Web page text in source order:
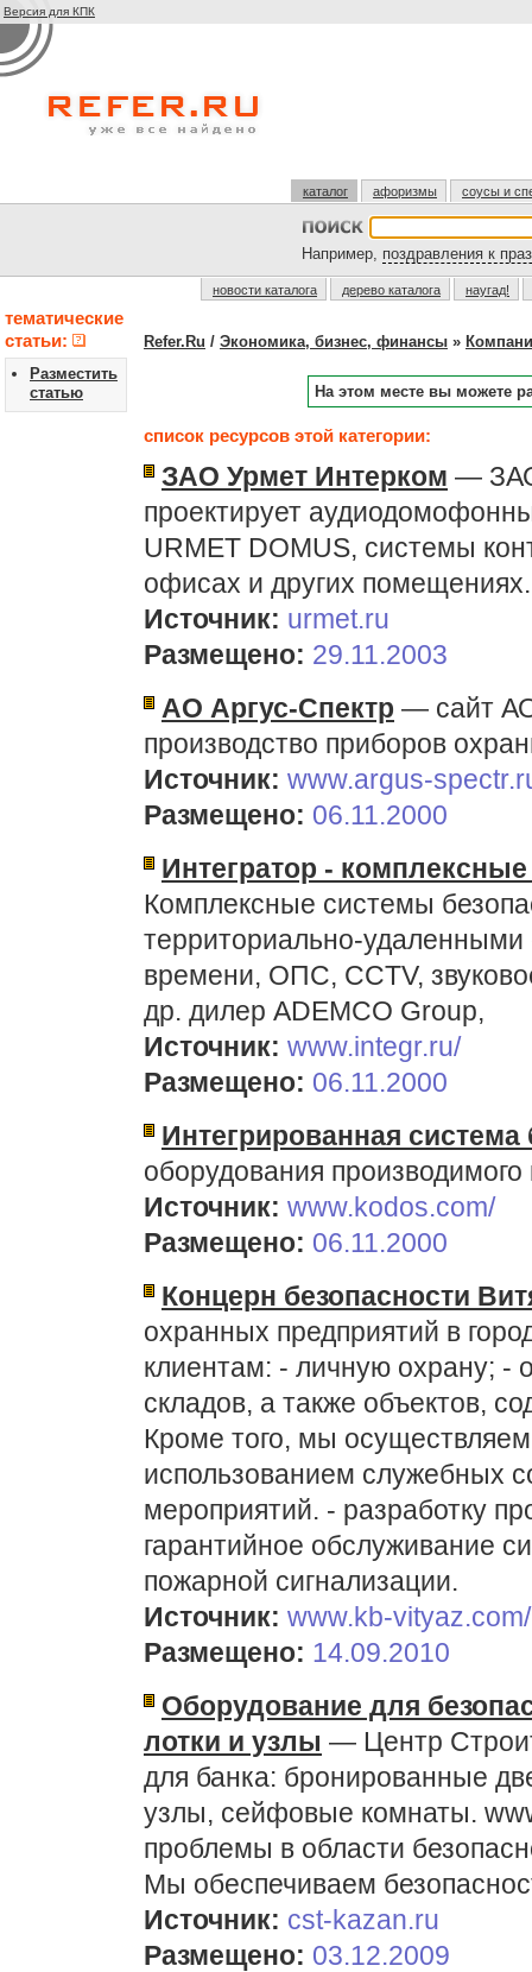
Версия для КПК
каталог афоризмы соусы и
Например, поздравления к
новости каталога дерево каталога наугад!
тематические
статьи:
Разместить
статью
Refer.Ru / Экономика, бизнес, финансы »
На этом месте вы можете
список ресурсов этой категории:
ЗАО Урмет Интерком —
проектирует
URMET DOMUS, системы
офисах и других
Источник: urmet.ru
Размещено: 29.11.2003
АО Аргус-Спектр — сайт АО
производство приборов
Источник: www.argus-
Размещено: 06.11.2000
Интегратор -
Комплексные системы
территориально-
времени, ОПС, CCTV,
др. дилер ADEMCO Group,
Источник: www.integr.ru/
Размещено: 06.11.2000
Интегрированная система
оборудования
Источник: www.kodos.com/
Размещено: 06.11.2000
Концерн безопасности
охранных предприятий в
клиентам: - личную охрану; -
складов, а также объектов,
Кроме того, мы
использованием служебных
мероприятий. - разработку
гарантийное обслуживание
пожарной сигнализации.
Источник: www.kb-vityaz.com/
Размещено: 14.09.2010
Оборудование для
лотки и узлы — Центр
для банка: бронированные
узлы, сейфовые комнаты.
проблемы в области
Мы обеспечиваем
Источник: cst-kazan.ru
Размещено: 03.12.2009